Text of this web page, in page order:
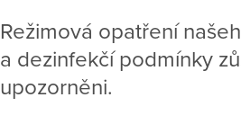
Režimová opatření
a dezinfekčí podmínky
upozorněni.